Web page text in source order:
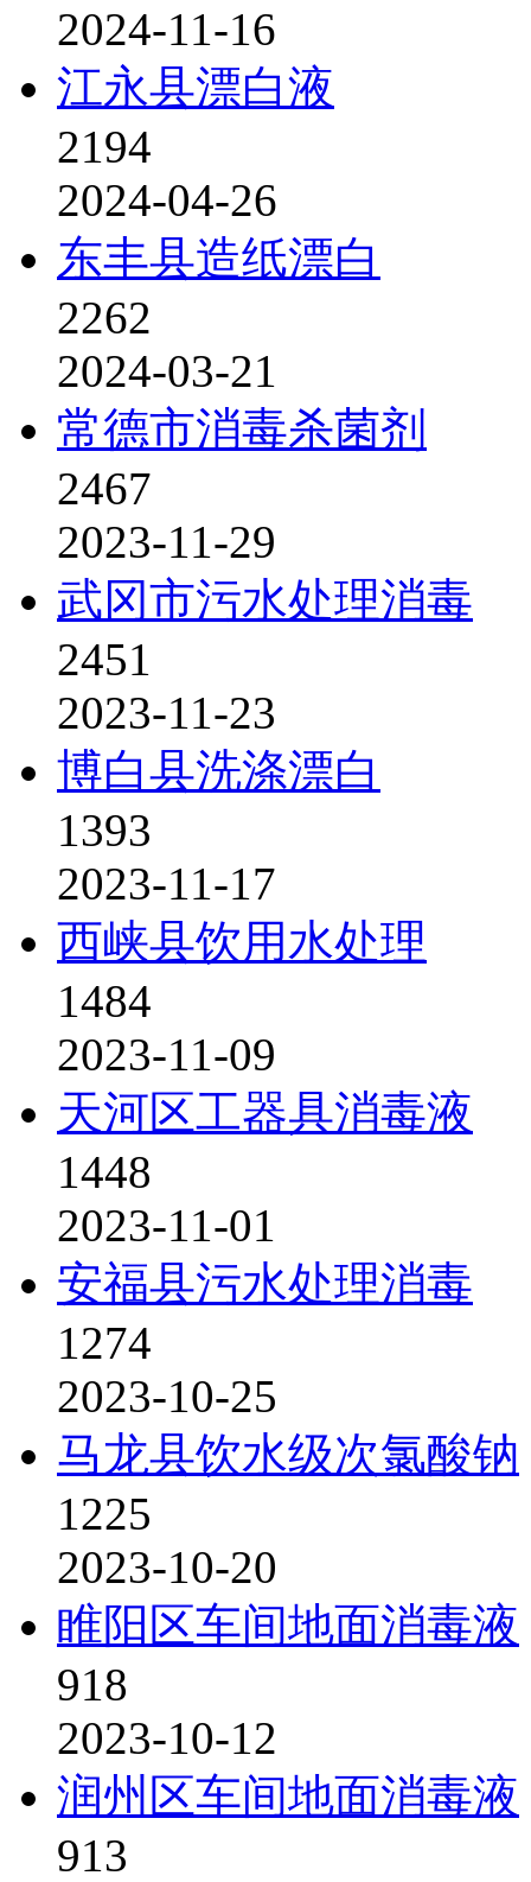
2024-11-16
江永县漂白液
2194
2024-04-26
东丰县造纸漂白
2262
2024-03-21
常德市消毒杀菌剂
2467
2023-11-29
武冈市污水处理消毒
2451
2023-11-23
博白县洗涤漂白
1393
2023-11-17
西峡县饮用水处理
1484
2023-11-09
天河区工器具消毒液
1448
2023-11-01
安福县污水处理消毒
1274
2023-10-25
马龙县饮水级次氯酸钠
1225
2023-10-20
睢阳区车间地面消毒液
918
2023-10-12
润州区车间地面消毒液
913